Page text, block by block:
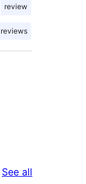
review
reviews
See all